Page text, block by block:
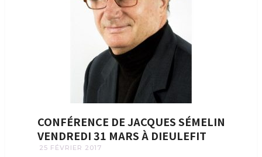
CONFÉRENCE DE JACQUES SÉMELIN
VENDREDI 31 MARS À DIEULEFIT
25 FÉVRIER 2017